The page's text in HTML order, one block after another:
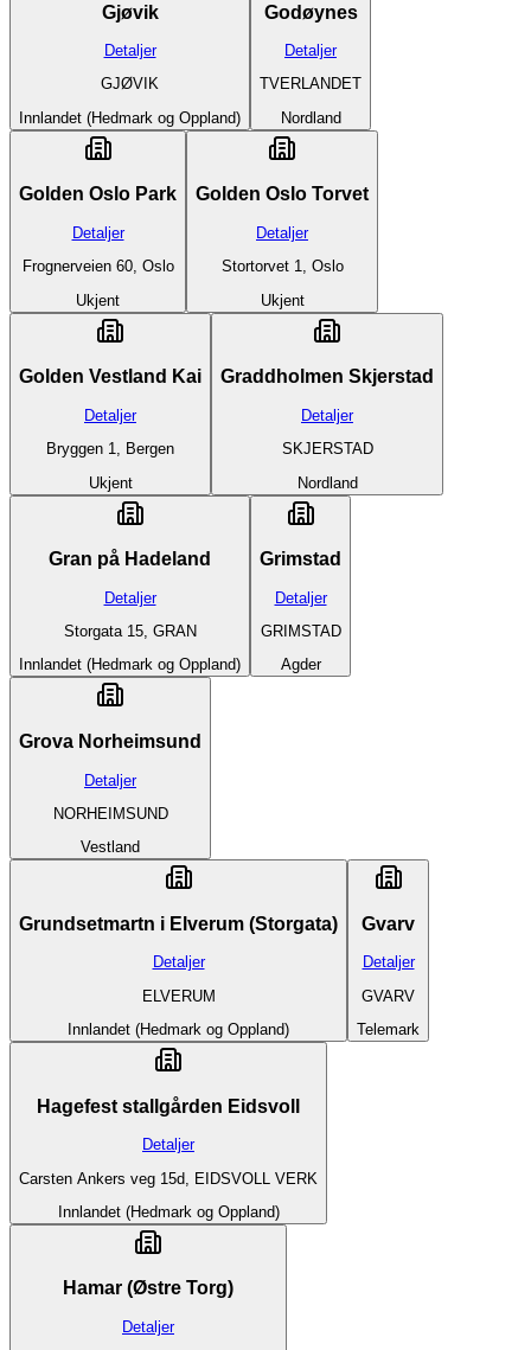
Gjøvik
Detaljer
GJØVIK
Innlandet (Hedmark og Oppland)
Godøynes
Detaljer
TVERLANDET
Nordland
Golden Oslo Park
Detaljer
Frognerveien 60, Oslo
Ukjent
Golden Oslo Torvet
Detaljer
Stortorvet 1, Oslo
Ukjent
Golden Vestland Kai
Detaljer
Bryggen 1, Bergen
Ukjent
Graddholmen Skjerstad
Detaljer
SKJERSTAD
Nordland
Gran på Hadeland
Detaljer
Storgata 15, GRAN
Innlandet (Hedmark og Oppland)
Grimstad
Detaljer
GRIMSTAD
Agder
Grova Norheimsund
Detaljer
NORHEIMSUND
Vestland
Grundsetmartn i Elverum (Storgata)
Detaljer
ELVERUM
Innlandet (Hedmark og Oppland)
Gvarv
Detaljer
GVARV
Telemark
Hagefest stallgården Eidsvoll
Detaljer
Carsten Ankers veg 15d, EIDSVOLL VERK
Innlandet (Hedmark og Oppland)
Hamar (Østre Torg)
Detaljer